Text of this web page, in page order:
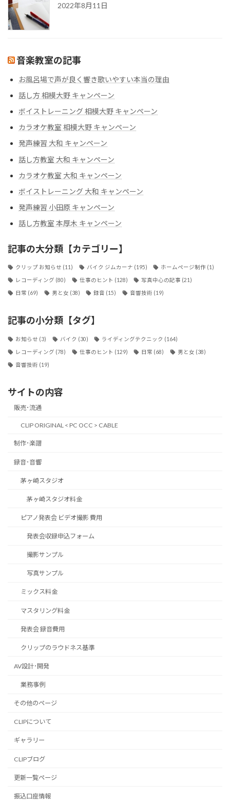
2022年8月11日
音楽教室の記事
お風呂場で声が良く響き歌いやすい本当の理由
話し方 相模大野 キャンペーン
ボイストレーニング 相模大野 キャンペーン
カラオケ教室 相模大野 キャンペーン
発声練習 大和 キャンペーン
話し方教室 大和 キャンペーン
カラオケ教室 大和 キャンペーン
ボイストレーニング 大和 キャンペーン
発声練習 小田原 キャンペーン
話し方教室 本厚木 キャンペーン
記事の大分類【カテゴリー】
クリップ お知らせ (11) バイク ジムカーナ (195) ホームページ制作 (1)
レコーディング (80) 仕事のヒント (128) 写真中心の記事 (21)
日常 (69) 男と女 (38) 録音 (15) 音響技術 (19)
記事の小分類【タグ】
お知らせ (3) バイク (30) ライディングテクニック (164)
レコーディング (78) 仕事のヒント (129) 日常 (68) 男と女 (38)
音響技術 (19)
サイトの内容
販売･流通
CLIP ORIGINAL < PC OCC > CABLE
制作･楽譜
録音･音響
茅ヶ崎スタジオ
茅ヶ崎スタジオ料金
ピアノ発表会 ビデオ撮影 費用
発表会収録申込フォーム
撮影サンプル
写真サンプル
ミックス料金
マスタリング料金
発表会 録音費用
クリップのラウドネス基準
AV設計･開発
業務事例
その他のページ
CLIPについて
ギャラリー
CLIPブログ
更新一覧ページ
振込口座情報